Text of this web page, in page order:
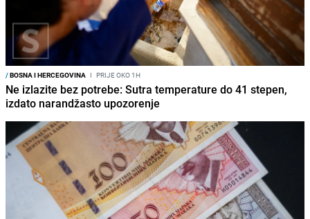
/BOSNA I HERCEGOVINA I PRIJE OKO 1H
Ne izlazite bez potrebe: Sutra temperature do 41 stepen,
izdato narandžasto upozorenje